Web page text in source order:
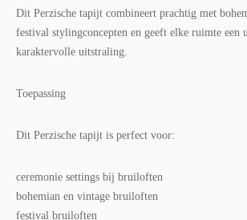
Dit Perzische tapijt combineert prachtig met
festival stylingconcepten en geeft elke ruimte een
karaktervolle uitstraling.
Toepassing
Dit Perzische tapijt is perfect voor:
ceremonie settings bij bruiloften
bohemian en vintage bruiloften
festival bruiloften